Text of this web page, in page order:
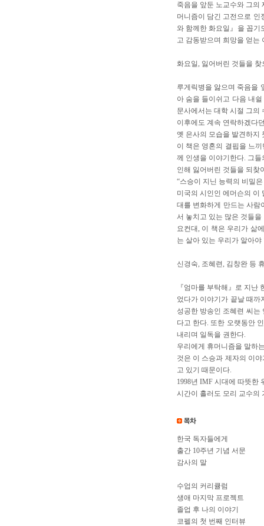
죽음을 앞둔 노교수와 그의
머니즘이 담긴 고전으로
와 함께한 화요일』을 꼽기
고 감동받으며 희망을 얻는
화요일, 잃어버린 것들을 찾
루게릭병을 앓으며 죽음을
아 숨을 들이쉬고 다음 내
문사에서는 대학 시절 그의
이후에도 계속 연락하겠다
옛 은사의 모습을 발견하지
이 책은 영혼의 결핍을 느
께 인생을 이야기한다. 그
인해 잃어버린 것들을 되찾
“스승이 지닌 능력의 비밀
미국의 시인인 에머슨의 이
대를 변화하게 만드는 사람
서 놓치고 있는 많은 것들
요컨대, 이 책은 우리가 삶
는 살아 있는 우리가 알아
신경숙, 조혜련, 김창완 등
『엄마를 부탁해』로 지
었다가 이야기가 끝날 때
성공한 방송인 조혜련 씨
다고 한다. 또한 오랫동안
내리며 일독을 권한다.
우리에게 휴머니즘을 말하
것은 이 스승과 제자의 이
고 있기 때문이다.
1998년 IMF 시대에 따뜻한
시간이 흘러도 모리 교수의
한국 독자들에게
출간 10주년 기념 서문
감사의 말
수업의 커리큘럼
생애 마지막 프로젝트
졸업 후 나의 이야기
코펠의 첫 번째 인터뷰